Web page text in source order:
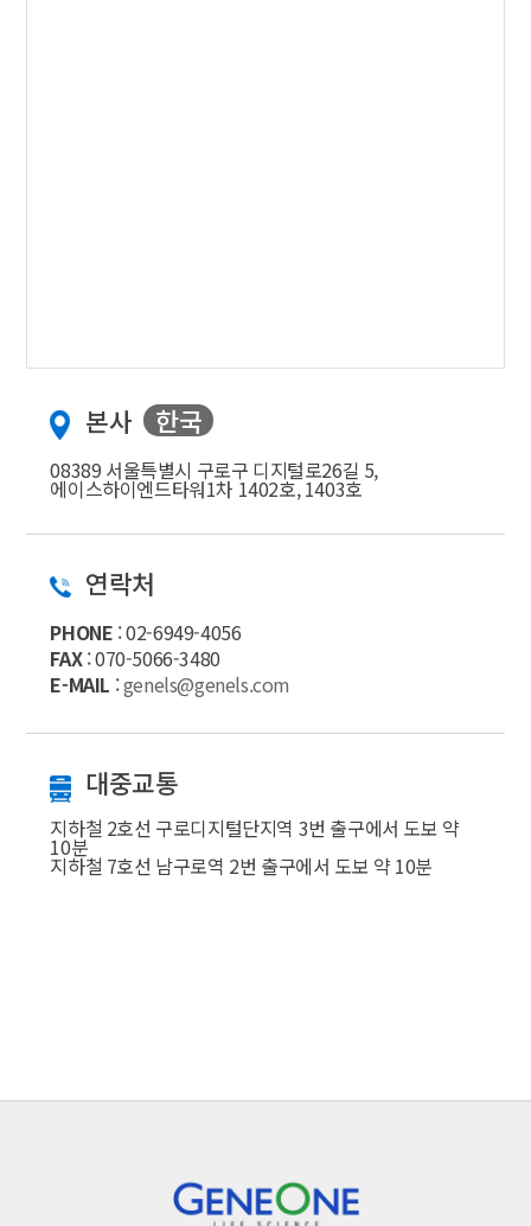
본사 한국
08389 서울특별시 구로구 디지털로26길 5,
에이스하이엔드타워1차 1402호, 1403호
연락처
PHONE :02-6949-4056
FAX:070-5066-3480
E-MAIL :genels@genels.com
대중교통
지하철 2호선 구로디지털단지역 3번 출구에서 도보 약
10분
지하철 7호선 남구로역 2번 출구에서 도보 약 10분